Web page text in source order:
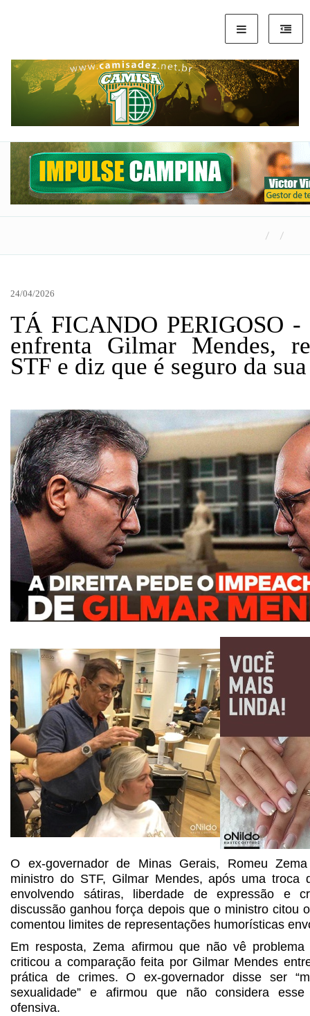
24/04/2026
TÁ FICANDO PERIGOSO -
enfrenta Gilmar Mendes,
STF e diz que é seguro da
O ex-governador de Minas Gerais, Romeu
ministro do STF, Gilmar Mendes, após uma troca
envolvendo sátiras, liberdade de expressão e
discussão ganhou força depois que o ministro citou
comentou limites de representações humorísticas
Em resposta, Zema afirmou que não vê
criticou a comparação feita por Gilmar Mendes
prática de crimes. O ex-governador disse ser
sexualidade” e afirmou que não considera
ofensiva.